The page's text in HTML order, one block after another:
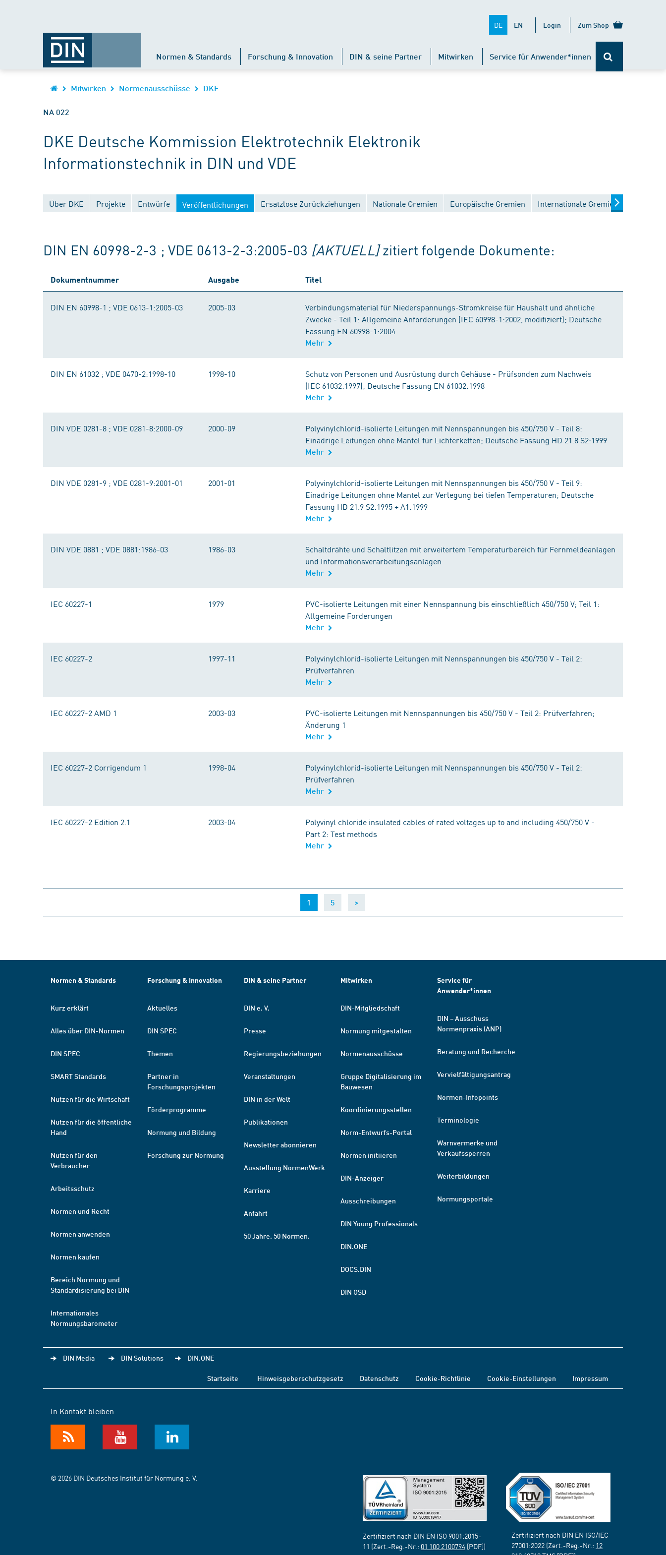
DE EN Login Zum Shop
Normen & Standards Forschung & Innovation DIN & seine Partner Mitwirken Service für Anwender*innen
Mitwirken Normenausschüsse DKE
NA 022
DKE Deutsche Kommission Elektrotechnik Elektronik
Informationstechnik in DIN und VDE
Über DKE Projekte Entwürfe Veröffentlichungen Ersatzlose Zurückziehungen Nationale Gremien Europäische Gremien Internationale Gremien
DIN EN 60998-2-3 ; VDE 0613-2-3:2005-03 [AKTUELL] zitiert folgende Dokumente:
Dokumentnummer Ausgabe Titel
DIN EN 60998-1 ; VDE 0613-1:2005-03 2005-03
Verbindungsmaterial für Niederspannungs-Stromkreise für Haushalt und ähnliche
Zwecke - Teil 1: Allgemeine Anforderungen (IEC 60998-1:2002, modifiziert); Deutsche
Fassung EN 60998-1:2004
Mehr
DIN EN 61032 ; VDE 0470-2:1998-10 1998-10
Schutz von Personen und Ausrüstung durch Gehäuse - Prüfsonden zum Nachweis
(IEC 61032:1997); Deutsche Fassung EN 61032:1998
Mehr
DIN VDE 0281-8 ; VDE 0281-8:2000-09 2000-09
Polyvinylchlorid-isolierte Leitungen mit Nennspannungen bis 450/750 V - Teil 8:
Einadrige Leitungen ohne Mantel für Lichterketten; Deutsche Fassung HD 21.8 S2:1999
Mehr
DIN VDE 0281-9 ; VDE 0281-9:2001-01 2001-01
Polyvinylchlorid-isolierte Leitungen mit Nennspannungen bis 450/750 V - Teil 9:
Einadrige Leitungen ohne Mantel zur Verlegung bei tiefen Temperaturen; Deutsche
Fassung HD 21.9 S2:1995 + A1:1999
Mehr
DIN VDE 0881 ; VDE 0881:1986-03 1986-03
Schaltdrähte und Schaltlitzen mit erweitertem Temperaturbereich für Fernmeldeanlagen
und Informationsverarbeitungsanlagen
Mehr
IEC 60227-1 1979
PVC-isolierte Leitungen mit einer Nennspannung bis einschließlich 450/750 V; Teil 1:
Allgemeine Forderungen
Mehr
IEC 60227-2 1997-11
Polyvinylchlorid-isolierte Leitungen mit Nennspannungen bis 450/750 V - Teil 2:
Prüfverfahren
Mehr
IEC 60227-2 AMD 1 2003-03
PVC-isolierte Leitungen mit Nennspannungen bis 450/750 V - Teil 2: Prüfverfahren;
Änderung 1
Mehr
IEC 60227-2 Corrigendum 1 1998-04
Polyvinylchlorid-isolierte Leitungen mit Nennspannungen bis 450/750 V - Teil 2:
Prüfverfahren
Mehr
IEC 60227-2 Edition 2.1 2003-04
Polyvinyl chloride insulated cables of rated voltages up to and including 450/750 V -
Part 2: Test methods
Mehr
1 (current)
5 >
Normen & Standards
Kurz erklärt
Alles über DIN-Normen
DIN SPEC
SMART Standards
Nutzen für die Wirtschaft
Nutzen für die öffentliche
Hand
Nutzen für den
Verbraucher
Arbeitsschutz
Normen und Recht
Normen anwenden
Normen kaufen
Bereich Normung und
Standardisierung bei DIN
Internationales
Normungsbarometer
Forschung & Innovation
Aktuelles
DIN SPEC
Themen
Partner in
Forschungsprojekten
Förderprogramme
Normung und Bildung
Forschung zur Normung
DIN & seine Partner
DIN e. V.
Presse
Regierungsbeziehungen
Veranstaltungen
DIN in der Welt
Publikationen
Newsletter abonnieren
Ausstellung NormenWerk
Karriere
Anfahrt
50 Jahre. 50 Normen.
Mitwirken
DIN-Mitgliedschaft
Normung mitgestalten
Normenausschüsse
Gruppe Digitalisierung im
Bauwesen
Koordinierungsstellen
Norm-Entwurfs-Portal
Normen initiieren
DIN-Anzeiger
Ausschreibungen
DIN Young Professionals
DIN.ONE
DOCS.DIN
DIN OSD
Service für
Anwender*innen
DIN – Ausschuss
Normenpraxis (ANP)
Beratung und Recherche
Vervielfältigungsantrag
Normen-Infopoints
Terminologie
Warnvermerke und
Verkaufssperren
Weiterbildungen
Normungsportale
DIN Media DIN Solutions DIN.ONE
Startseite Hinweisgeberschutzgesetz Datenschutz Cookie-Richtlinie Cookie-Einstellungen Impressum
In Kontakt bleiben
© 2026 DIN Deutsches Institut für Normung e. V.
Zertifiziert nach DIN EN ISO 9001:2015-
11 (Zert.-Reg.-Nr.: 01 100 2100794 [PDF])
Zertifiziert nach DIN EN ISO/IEC
27001:2022 (Zert.-Reg.-Nr.: 12